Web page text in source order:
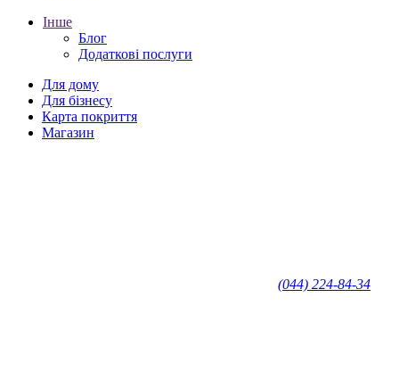
Інше
Блог
Додаткові послуги
Для дому
Для бізнесу
Карта покриття
Магазин
(044) 224-84-34